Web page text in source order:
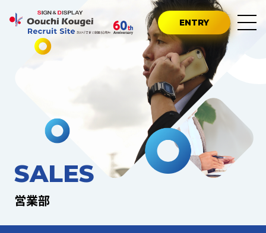
ENTRY
SALES
営業部